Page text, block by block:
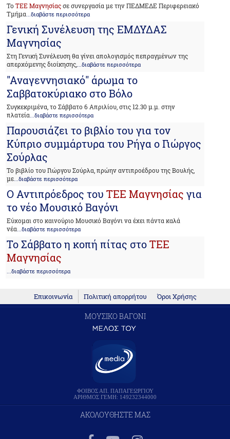
ΤοΤΕΕ Μαγνησίαςσε συνεργασία με την ΠΕΔΜΕΔΕ Περιφερειακό
Τμήμα...διαβάστε περισσότερα
Γενική Συνέλευση της ΕΜΔΥΔΑΣ
Μαγνησίας
Στη Γενική Συνέλευση θα γίνει απολογισμός πεπραγμένων της
απερχόμενης διοίκησης,...διαβάστε περισσότερα
"Αναγεννησιακό" άρωμα το
Σαββατοκύριακο στο Βόλο
Συγκεκριμένα, το Σάββατο 6 Απριλίου, στις 12.30 μ.μ. στην
πλατεία ...διαβάστε περισσότερα
Παρουσιάζει το βιβλίο του για τον
Κύπριο συμμάρτυρα του Ρήγα ο Γιώργος
Σούρλας
Το βιβλίο του Γιώργου Σούρλα, πρώην αντιπροέδρου της Βουλής,
με...διαβάστε περισσότερα
Ο Αντιπρόεδρος τουΤΕΕ Μαγνησίας για
το νέο Μουσικό Βαγόνι
Εύχομαι στο καινούριο Μουσικό Βαγόνι να έχει πάντα καλά
νέα...διαβάστε περισσότερα
Το Σάββατο η κοπή πίτας στοΤΕΕ
Μαγνησίας
...διαβάστε περισσότερα
Επικοινωνία Πολιτική απορρήτου Όροι Χρήσης
ΜΟΥΣΙΚΟ ΒΑΓΟΝΙ
ΦΟΙΒΟΣ ΑΠ. ΠΑΠΑΓΕΩΡΓΙΟΥ
ΑΡΙΘΜΟΣ ΓΕΜΗ: 149232344000
ΑΚΟΛΟΥΘΗΣΤΕ ΜΑΣ